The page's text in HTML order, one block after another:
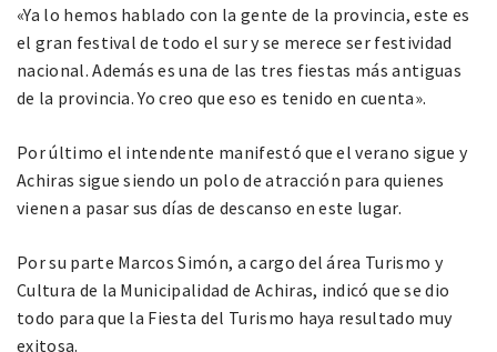
«Ya lo hemos hablado con la gente de la provincia, este es
el gran festival de todo el sur y se merece ser festividad
nacional. Además es una de las tres fiestas más antiguas
de la provincia. Yo creo que eso es tenido en cuenta».
Por último el intendente manifestó que el verano sigue y
Achiras sigue siendo un polo de atracción para quienes
vienen a pasar sus días de descanso en este lugar.
Por su parte Marcos Simón, a cargo del área Turismo y
Cultura de la Municipalidad de Achiras, indicó que se dio
todo para que la Fiesta del Turismo haya resultado muy
exitosa.